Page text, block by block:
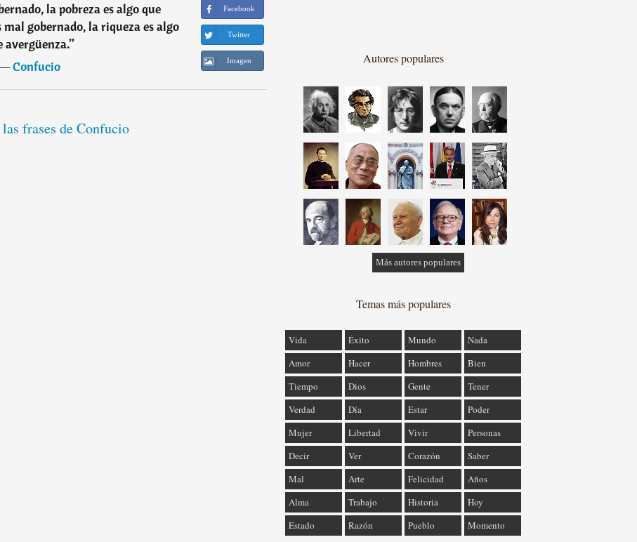
la pobreza es algo que
gobernado, la riqueza es algo
avergüenza.”
Confucio
Facebook
Twitter
Imagen
las frases de Confucio
Autores populares
Más autores populares
Temas más populares
Vida Éxito Mundo
Nada
Amor
Hacer Hombres
Bien
Tiempo
Dios Gente
Tener
Verdad
Día Estar
Poder
Mujer
Libertad Vivir
Personas
Decir
Ver Corazón
Saber
Mal
Arte Felicidad
Años
Alma
Trabajo Historia
Hoy
Estado
Razón Pueblo Momento